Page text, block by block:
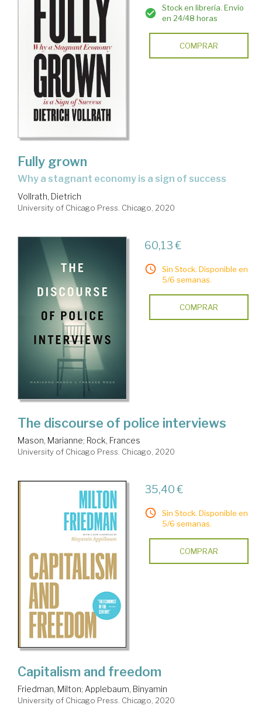
Stock en librería. Envío
en 24/48 horas
COMPRAR
Fully grown
why a stagnant economy is a sign of success
Vollrath, Dietrich
University of Chicago Press. Chicago, 2020
60,13 €
Sin Stock. Disponible en
5/6 semanas.
COMPRAR
The discourse of police interviews
Mason, Marianne; Rock, Frances
University of Chicago Press. Chicago, 2020
35,40 €
Sin Stock. Disponible en
5/6 semanas.
COMPRAR
Capitalism and freedom
Friedman, Milton; Applebaum, Binyamin
University of Chicago Press. Chicago, 2020